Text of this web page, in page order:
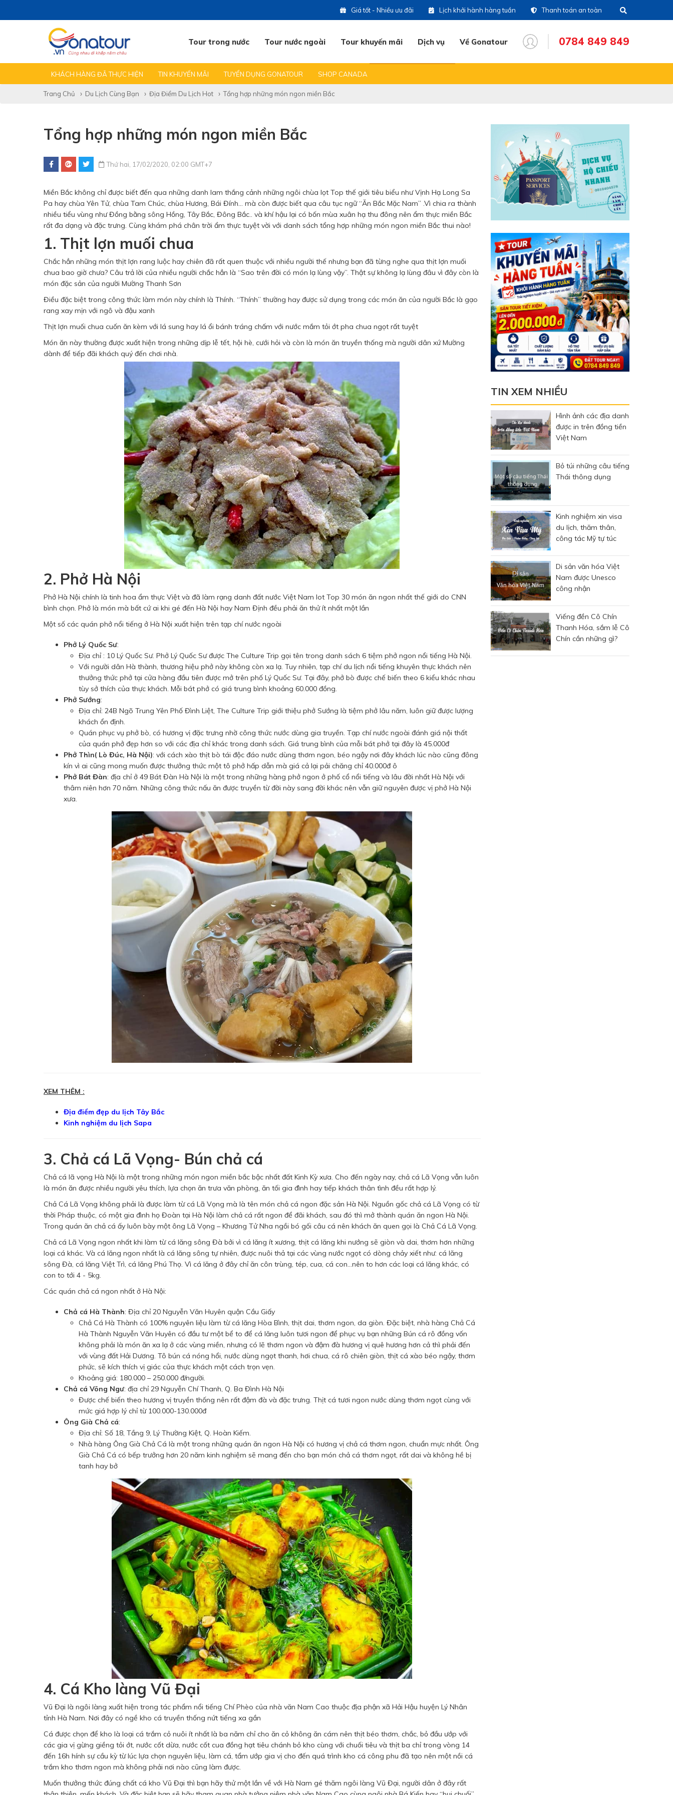
Giá tốt - Nhiều ưu đãi Lịch khởi hành hàng tuần Thanh toán an toàn
Tour trong nước Tour nước ngoài Tour khuyến mãi Dịch vụ Về Gonatour 0784 849 849
ngoài
Hotline tour trong nước
Hotine CSKH
Hotline tư vấn dịch vụ
0784 849 849
TẤT CẢ TIN TEAMBUILDING GALA
KHÁCH HÀNG ĐÃ THỰC HIỆN TIN KHUYẾN MÃI TUYỂN DỤNG GONATOUR SHOP CANADA
Trang Chủ Du Lịch Cùng Bạn Địa Điểm Du Lịch Hot Tổng hợp những món ngon miền Bắc
Tổng hợp những món ngon miền Bắc
Thứ hai, 17/02/2020, 02:00 GMT+7
Miền Bắc không chỉ được biết đến qua những danh lam thắng cảnh những ngôi chùa lọt Top thế giới tiêu biểu như Vịnh Hạ Long Sa
Pa hay chùa Yên Tử, chùa Tam Chúc, chùa Hương, Bái Đính... mà còn được biết qua câu tục ngữ “Ăn Bắc Mặc Nam” .Vì chia ra thành
nhiều tiểu vùng như Đồng bằng sông Hồng, Tây Bắc, Đông Bắc.. và khí hậu lại có bốn mùa xuân hạ thu đông nên ẩm thực miền Bắc
rất đa dạng và đặc trưng. Cùng khám phá chân trời ẩm thực tuyệt vời với danh sách tổng hợp những món ngon miền Bắc thui nào!
1. Thịt lợn muối chua
Chắc hẳn những món thịt lợn rang luộc hay chiên đã rất quen thuộc với nhiều người thế nhưng bạn đã từng nghe qua thịt lợn muối
chua bao giờ chưa? Câu trả lời của nhiều người chắc hẳn là “Sao trên đời có món lạ lùng vậy”. Thật sự không lạ lùng đâu vì đây còn là
món đặc sản của người Mường Thanh Sơn
Điều đặc biệt trong công thức làm món này chính là Thính. “Thính” thường hay được sử dụng trong các món ăn của người Bắc là gạo
rang xay mịn với ngô và đậu xanh
Thịt lợn muối chua cuốn ăn kèm với lá sung hay lá ổi bánh tráng chấm với nước mắm tỏi ớt pha chua ngọt rất tuyệt
Món ăn này thường được xuất hiện trong những dịp lễ tết, hội hè, cưới hỏi và còn là món ăn truyền thống mà người dân xứ Mường
dành để tiếp đãi khách quý đến chơi nhà.
2. Phở Hà Nội
Phở Hà Nội chính là tinh hoa ẩm thực Việt và đã làm rạng danh đất nước Việt Nam lot Top 30 món ăn ngon nhất thế giới do CNN
bình chọn. Phở là món mà bất cứ ai khi gé đến Hà Nội hay Nam Định đều phải ăn thử ít nhất một lần
Một số các quán phở nổi tiếng ở Hà Nội xuất hiện trên tạp chí nước ngoài
Phở Lý Quốc Sư:
Địa chỉ : 10 Lý Quốc Sư. Phở Lý Quốc Sư được The Culture Trip gọi tên trong danh sách 6 tiệm phở ngon nổi tiếng Hà Nội.
Với người dân Hà thành, thương hiệu phở này không còn xa lạ. Tuy nhiên, tạp chí du lịch nổi tiếng khuyên thực khách nên
thưởng thức phở tại cửa hàng đầu tiên được mở trên phố Lý Quốc Sư. Tại đây, phở bò được chế biến theo 6 kiểu khác nhau
tùy sở thích của thực khách. Mỗi bát phở có giá trung bình khoảng 60.000 đồng.
Phở Sướng:
Địa chỉ: 24B Ngõ Trung Yên Phố Đình Liệt, The Culture Trip giới thiệu phở Sướng là tiệm phở lâu năm, luôn giữ được lượng
khách ổn định.
Quán phục vụ phở bò, có hương vị đặc trưng nhờ công thức nước dùng gia truyền. Tạp chí nước ngoài đánh giá nội thất
của quán phở đẹp hơn so với các địa chỉ khác trong danh sách. Giá trung bình của mỗi bát phở tại đây là 45.000đ
Phở Thìn( Lò Đúc, Hà Nội): với cách xào thịt bò tái độc đáo nước dùng thơm ngon, béo ngậy nơi đây khách lúc nào cũng đông
kín vì ai cũng mong muốn được thưởng thức một tô phở hấp dẫn mà giá cả lại pải chăng chỉ 40.000đ ô
Phở Bát Đàn: địa chỉ ở 49 Bát Đàn Hà Nội là một trong những hàng phở ngon ở phố cổ nổi tiếng và lâu đời nhất Hà Nội với
thâm niên hơn 70 năm. Những công thức nấu ăn được truyền từ đời này sang đời khác nên vẫn giữ nguyên được vị phở Hà Nội
xưa.
XEM THÊM :
Địa điểm đẹp du lịch Tây Bắc
Kinh nghiệm du lịch Sapa
3. Chả cá Lã Vọng- Bún chả cá
Chả cá lã vọng Hà Nội là một trong những món ngon miền bắc bậc nhất đất Kinh Kỳ xưa. Cho đến ngày nay, chả cá Lã Vọng vẫn luôn
là món ăn được nhiều người yêu thích, lựa chọn ăn trưa văn phòng, ăn tối gia đình hay tiếp khách thân tình đều rất hợp lý.
Chả Cá Lã Vọng không phải là được làm từ cá Lã Vọng mà là tên món chả cá ngon đặc sản Hà Nội. Nguồn gốc chả cá Lã Vọng có từ
thời Pháp thuộc, có một gia đình họ Đoàn tại Hà Nội làm chả cá rất ngon để đãi khách, sau đó thì mở thành quán ăn ngon Hà Nội.
Trong quán ăn chả cá ấy luôn bày một ông Lã Vọng – Khương Tử Nha ngồi bó gối câu cá nên khách ăn quen gọi là Chả Cá Lã Vọng.
Chả cá Lã Vọng ngon nhất khi làm từ cá lăng sông Đà bởi vì cá lăng ít xương, thịt cá lăng khi nướng sẽ giòn và dai, thơm hơn những
loại cá khác. Và cá lăng ngon nhất là cá lăng sông tự nhiên, được nuôi thả tại các vùng nước ngọt có dòng chảy xiết như: cá lăng
sông Đà, cá lăng Việt Trì, cá lăng Phú Thọ. Vì cá lăng ở đây chỉ ăn côn trùng, tép, cua, cá con...nên to hơn các loại cá lăng khác, có
con to tới 4 - 5kg.
Các quán chả cá ngon nhất ở Hà Nội:
Chả cá Hà Thành: Địa chỉ 20 Nguyễn Văn Huyên quận Cầu Giấy
Chả Cá Hà Thành có 100% nguyên liệu làm từ cá lăng Hòa Bình, thịt dai, thơm ngon, da giòn. Đặc biệt, nhà hàng Chả Cá
Hà Thành Nguyễn Văn Huyên có đầu tư một bể to để cá lăng luôn tươi ngon để phục vụ bạn những Bún cá rô đồng vốn
không phải là món ăn xa lạ ở các vùng miền, nhưng có lẽ thơm ngon và đậm đà hương vị quê hương hơn cả thì phải đến
với vùng đất Hải Dương. Tô bún cá nóng hổi, nước dùng ngọt thanh, hơi chua, cá rô chiên giòn, thịt cá xào béo ngậy, thơm
phức, sẽ kích thích vị giác của thực khách một cách trọn vẹn.
Khoảng giá: 180.000 – 250.000 đ/người.
Chả cá Võng Ngư: địa chỉ 29 Nguyễn Chí Thanh, Q. Ba Đình Hà Nội
Được chế biến theo hương vị truyền thống nên rất đậm đà và đặc trưng. Thịt cá tươi ngon nước dùng thơm ngọt cùng với
mức giá hợp lý chỉ từ 100.000-130.000đ
Ông Già Chả cá:
Địa chỉ: Số 18, Tầng 9, Lý Thường Kiệt, Q. Hoàn Kiếm.
Nhà hàng Ông Già Chả Cá là một trong những quán ăn ngon Hà Nội có hương vị chả cá thơm ngon, chuẩn mực nhất. Ông
Già Chả Cá có bếp trưởng hơn 20 năm kinh nghiệm sẽ mang đến cho bạn món chả cá thơm ngọt, rất dai và không hề bị
tanh hay bở
4. Cá Kho làng Vũ Đại
Vũ Đại là ngôi làng xuất hiện trong tác phẩm nổi tiếng Chí Phèo của nhà văn Nam Cao thuộc địa phận xã Hải Hậu huyện Lý Nhân
tỉnh Hà Nam. Nơi đây có ngề kho cá truyền thống nứt tiếng xa gần
Cá được chọn để kho là loại cá trắm cỏ nuôi ít nhất là ba năm chỉ cho ăn cỏ không ăn cám nên thịt béo thơm, chắc, bỏ đầu ướp với
các gia vị gừng giềng tỏi ớt, nước cốt dừa, nước cốt cua đồng hạt tiêu chánh bỏ kho cùng với chuối tiêu và thịt ba chỉ trong vòng 14
đến 16h hính sự cầu kỳ từ lúc lựa chọn nguyên liệu, làm cá, tẩm ướp gia vị cho đến quá trình kho cá công phu đã tạo nên một nồi cá
trắm kho thơm ngon mà không phải nơi nào cũng làm được.
Muốn thưởng thức đúng chất cá kho Vũ Đại thì bạn hãy thử một lần về với Hà Nam gé thăm ngôi làng Vũ Đại, người dân ở đây rất
TIN XEM NHIỀU
Hình ảnh các địa danh
được in trên đồng tiền
Việt Nam
Bỏ túi những câu tiếng
Thái thông dụng
Kinh nghiệm xin visa
du lịch, thăm thân,
công tác Mỹ tự túc
Di sản văn hóa Việt
Nam được Unesco
công nhận
Viếng đền Cô Chín
Thanh Hóa, sắm lễ Cô
Chín cần những gì?